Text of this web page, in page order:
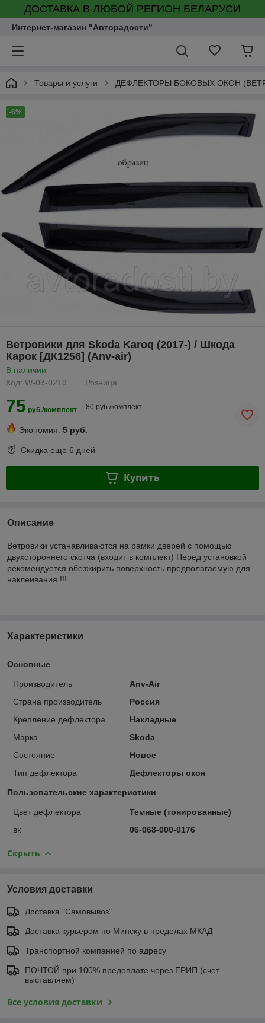
ДОСТАВКА В ЛЮБОЙ РЕГИОН БЕЛАРУСИ
Интернет-магазин "Авторадости"
Товары и услуги ДЕФЛЕКТОРЫ БОКОВЫХ ОКОН
-6%
Ветровики для Skoda Karoq (2017-) / Шкода
Карок [ДК1256] (Anv-air)
В наличии
Код: W-03-0219
Розница
75 руб./комплект 80 руб./комплект
Экономия: 5 руб.
Скидка еще 6 дней
Купить
Описание
Ветровики устанавливаются на рамки дверей с помощью
двухстороннего скотча (входит в комплект) Перед установкой
рекомендуется обезжирить поверхность предполагаемую для
наклеивания !!!
Характеристики
Основные
Производитель
Anv-Air
Страна производитель
Россия
Крепление дефлектора
Накладные
Марка
Skoda
Состояние
Новое
Тип дефлектора
Дефлекторы окон
Пользовательские характеристики
Цвет дефлектора
Темные (тонированные)
вк
06-068-000-0176
Скрыть
Условия доставки
Доставка "Самовывоз"
Доставка курьером по Минску в пределах МКАД
Транспортной компанией по адресу
ПОЧТОЙ при 100% предоплате через ЕРИП (счет
выставляем)
Все условия доставки